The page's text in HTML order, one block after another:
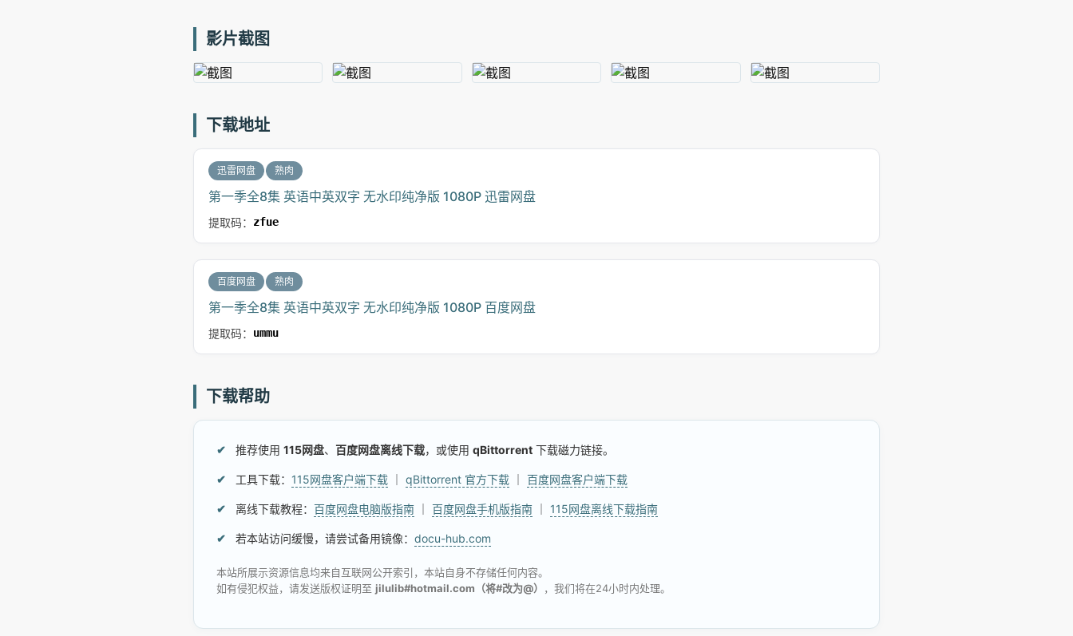
影片截图
下载地址
迅雷网盘 熟肉
第一季全8集 英语中英双字 无水印纯净版 1080P 迅雷网盘
提取码： zfue
百度网盘 熟肉
第一季全8集 英语中英双字 无水印纯净版 1080P 百度网盘
提取码： ummu
下载帮助
推荐使用 115网盘、 百度网盘离线下载，或使用 qBittorrent 下载磁力链接。
工具下载： 115网盘客户端下载 qBittorrent 官方下载 百度网盘客户端下载
离线下载教程： 百度网盘电脑版指南 百度网盘手机版指南 115网盘离线下载指南
若本站访问缓慢，请尝试备用镜像： docu-hub.com
本站所展示资源信息均来自互联网公开索引，本站自身不存储任何内容。
如有侵犯权益，请发送版权证明至 jilulib#hotmail.com（将#改为@） ，我们将在24小时内处理。